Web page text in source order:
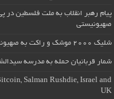
پیام رهبر انقلاب به ملت فلسطین در
صهیونیستی
شلیک ۲۰۰۰ موشک و راکت به صهیونیست‌ها
شمار قربانیان حمله به مدرسه سیدالشهدا به
Salman Rushdie, Israel and
UK